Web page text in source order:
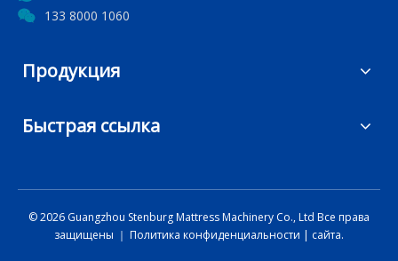
133 8000 1060
Продукция
Быстрая ссылка
©2026 Guangzhou Stenburg Mattress Machinery Co., Ltd Все права
защищены ｜ Политика конфиденциальности | сайта.